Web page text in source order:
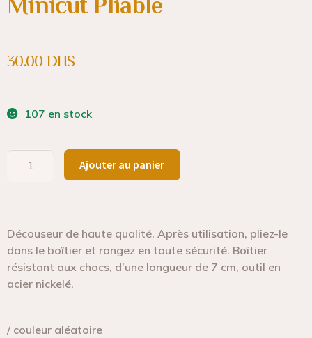
30.00 DHS
107 en stock
Ajouter au panier
Découseur de haute qualité. Après utilisation, pliez-le
dans le boîtier et rangez en toute sécurité. Boîtier
résistant aux chocs, d’une longueur de 7 cm, outil en
acier nickelé.
/ couleur aléatoire